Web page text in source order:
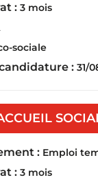
: 3 mois
sociale
: 31/
: Emploi
: 3 mois